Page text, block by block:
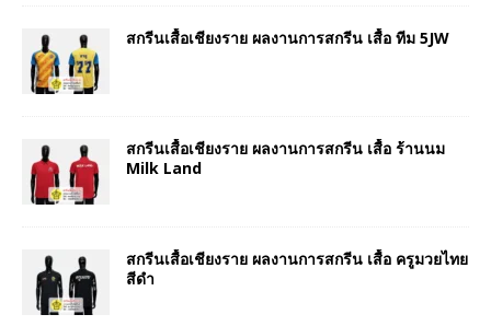
สกรีนเสื้อเชียงราย ผลงานการสกรีน เสื้อ ทีม 5JW
สกรีนเสื้อเชียงราย ผลงานการสกรีน เสื้อ ร้านนม
Milk Land
สกรีนเสื้อเชียงราย ผลงานการสกรีน เสื้อ ครูมวยไทย
สีดำ